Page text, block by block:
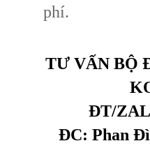
phí.
TƯ VẤN BỘ
ĐT/
ĐC: Phan